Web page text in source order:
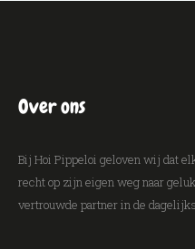
Over ons
Bij Hoi Pippeloi geloven wij dat
recht op zijn eigen weg naar
vertrouwde partner in de